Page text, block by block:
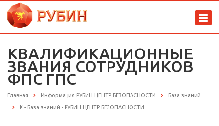
КВАЛИФИКАЦИОННЫЕ
ЗВАНИЯ СОТРУДНИКОВ
ФПС ГПС
Главная Информация РУБИН ЦЕНТР БЕЗОПАСНОСТИ База знаний
К - База знаний - РУБИН ЦЕНТР БЕЗОПАСНОСТИ